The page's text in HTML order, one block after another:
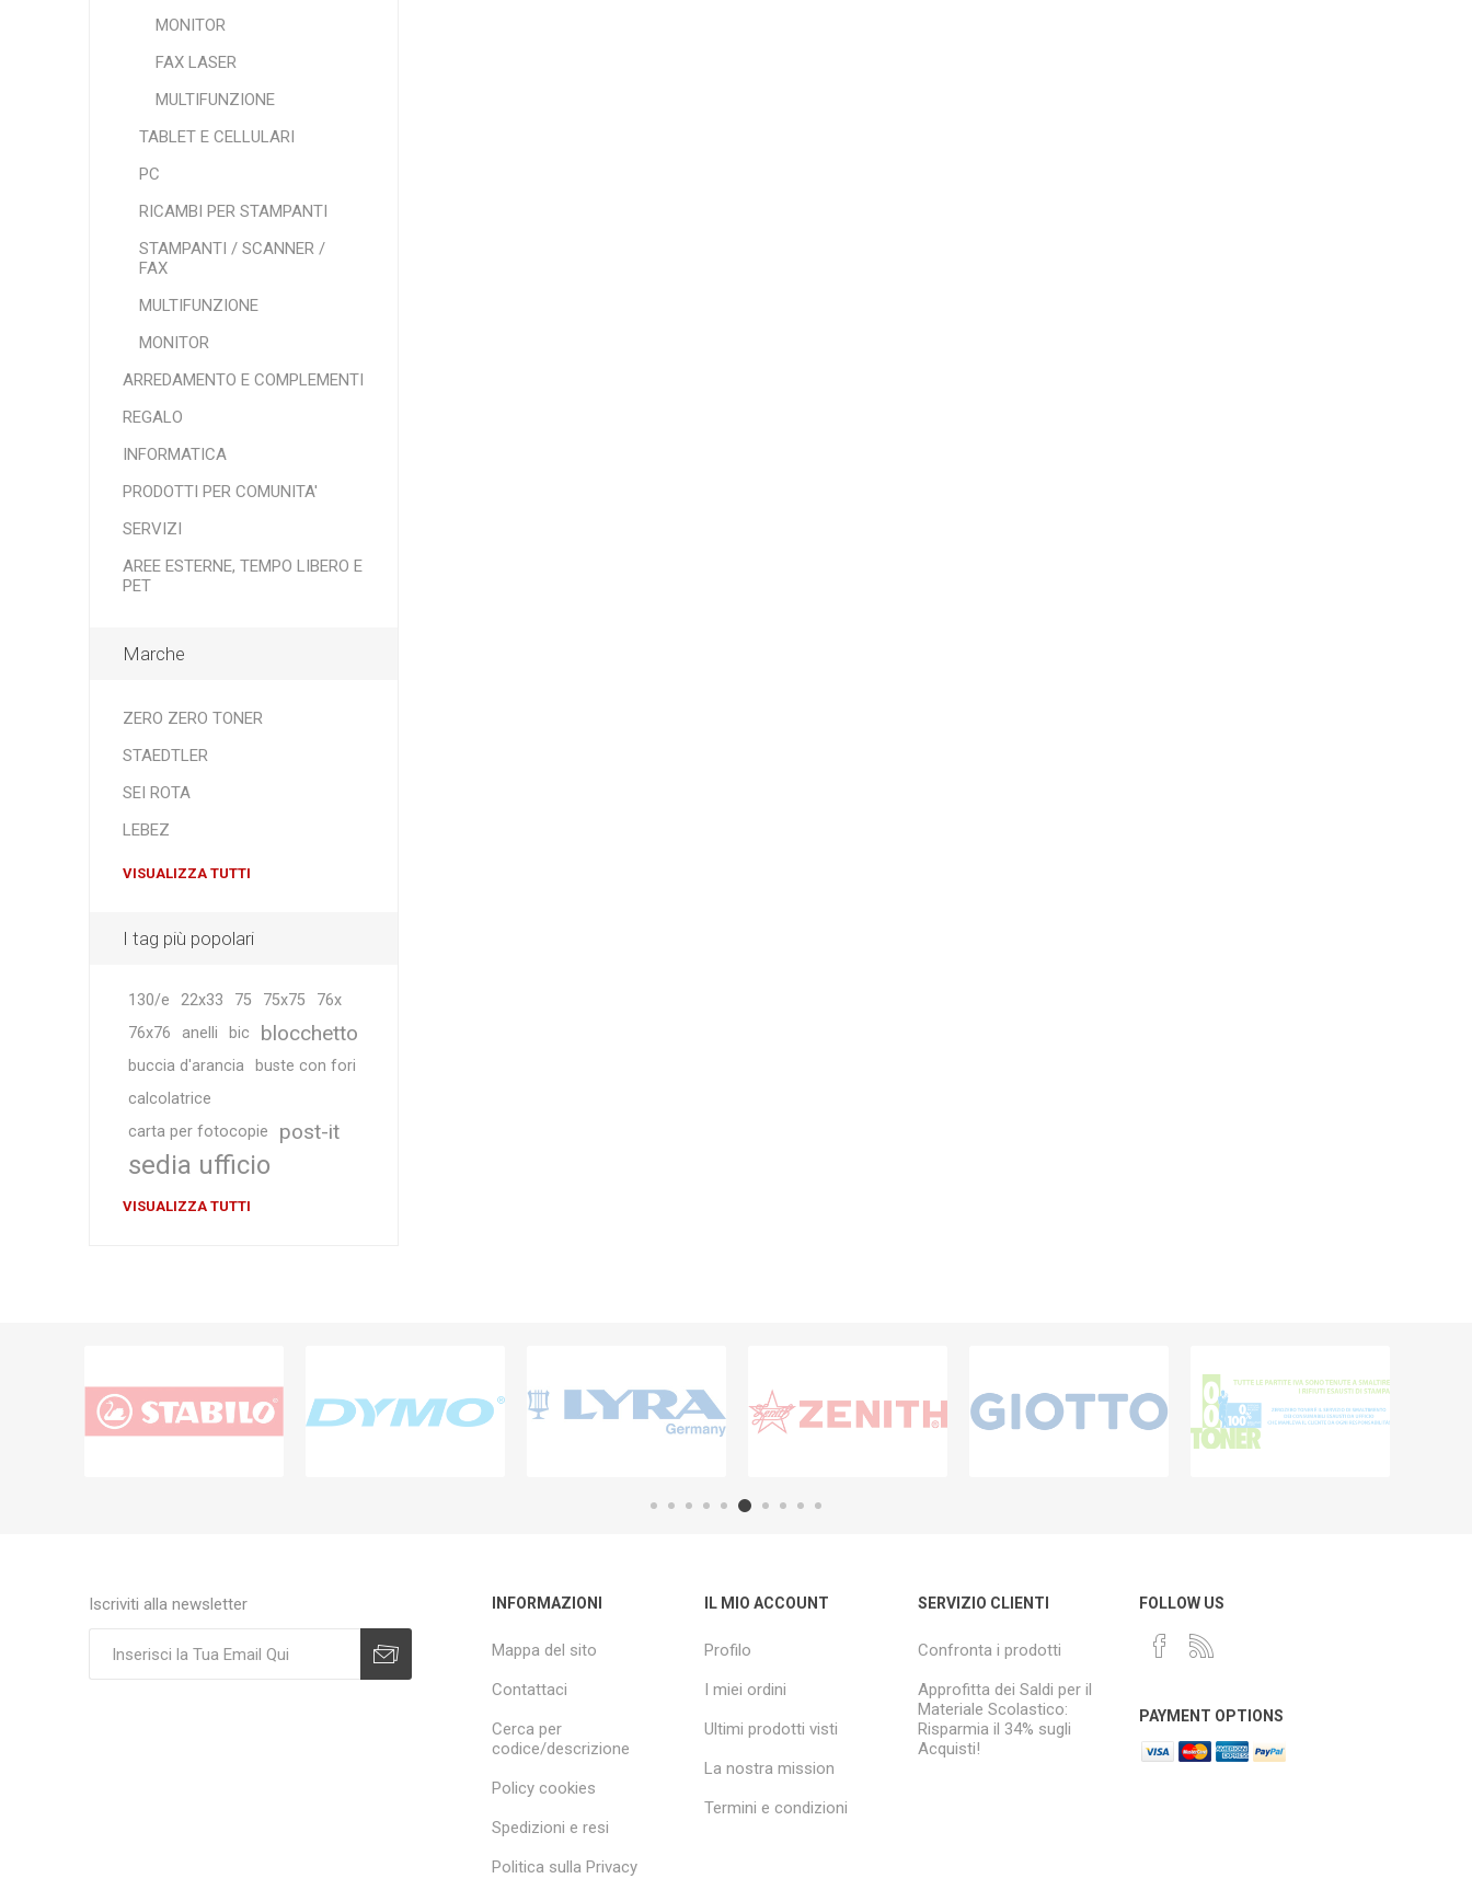
MONITOR
FAX LASER
MULTIFUNZIONE
TABLET E CELLULARI
PC
RICAMBI PER STAMPANTI
STAMPANTI / SCANNER /
FAX
MULTIFUNZIONE
MONITOR
ARREDAMENTO E COMPLEMENTI
REGALO
INFORMATICA
PRODOTTI PER COMUNITA'
SERVIZI
AREE ESTERNE, TEMPO LIBERO E
PET
Marche
ZERO ZERO TONER
STAEDTLER
SEI ROTA
LEBEZ
VISUALIZZA TUTTI
I tag più popolari
130/e 22x33 75 75x75
76x
76x76
anelli bic blocchetto
buccia d'arancia
buste con fori
calcolatrice
carta per fotocopie
post-it
sedia ufficio
VISUALIZZA TUTTI
Iscriviti alla newsletter INFORMAZIONI
Mappa del sito
Contattaci
Cerca per
codice/descrizione
Policy cookies
Spedizioni e resi
Politica sulla Privacy
IL MIO ACCOUNT
Profilo
I miei ordini
Ultimi prodotti visti
La nostra mission
Termini e condizioni
SERVIZIO CLIENTI
Confronta i prodotti
Approfitta dei Saldi per il
Materiale Scolastico:
Risparmia il 34% sugli
Acquisti!
FOLLOW US
PAYMENT OPTIONS